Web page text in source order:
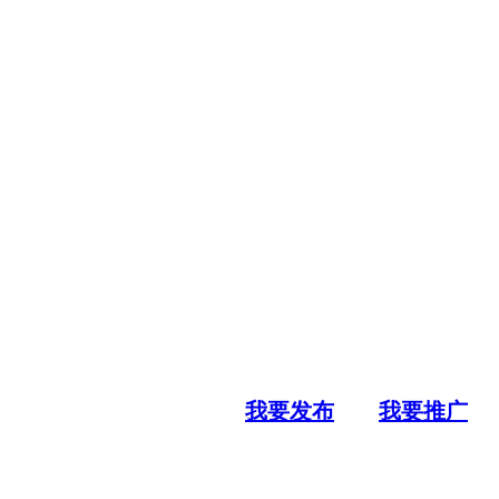
我要发布 我要推广